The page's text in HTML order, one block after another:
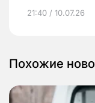
21:40 / 10.07.26
Похожие